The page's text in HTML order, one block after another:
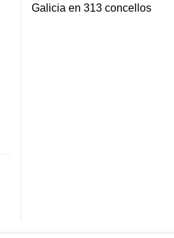
Galicia en 313 concellos